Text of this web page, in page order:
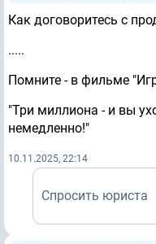
Как договоритесь с
.....
Помните - в фильме
"Три миллиона - и вы
немедленно!"
10.11.2025, 22:14
Спросить юриста